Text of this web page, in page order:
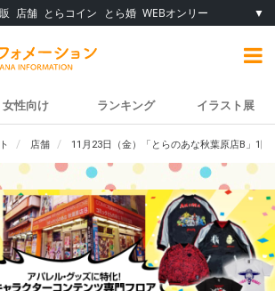
店舗 とらコイン とら婚 WEBオンリー ▼
女性向け ランキング イラスト展
店舗 11月23日（金）「とらのあな秋葉原店B」1